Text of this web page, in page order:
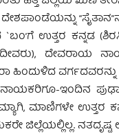
ಉತ್ತರ ಕನ್ನಡ
ದೇವರಾಯ
ಹಿಂದುಳಿದ
ಇಂದಿನ
ಮಾಣಿಗಳೇ ಉತ್ತರ
ನತದೃಷ್ಟ